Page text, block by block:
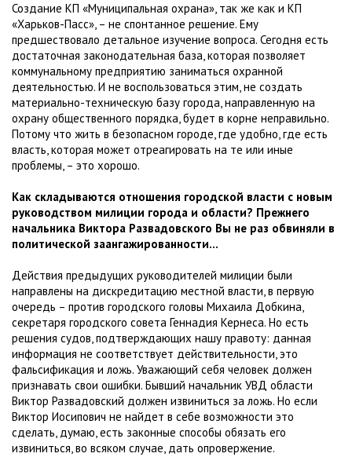
Создание КП «Муниципальная охрана», так же как и КП
«Харьков-Пасс», – не спонтанное решение. Ему
предшествовало детальное изучение вопроса. Сегодня есть
достаточная законодательная база, которая позволяет
коммунальному предприятию заниматься охранной
деятельностью. И не воспользоваться этим, не создать
материально-техническую базу города, направленную на
охрану общественного порядка, будет в корне неправильно.
Потому что жить в безопасном городе, где удобно, где есть
власть, которая может отреагировать на те или иные
проблемы, – это хорошо.
Как складываются отношения городской власти с новым
руководством милиции города и области? Прежнего
начальника Виктора Развадовского Вы не раз обвиняли в
политической заангажированности…
Действия предыдущих руководителей милиции были
направлены на дискредитацию местной власти, в первую
очередь – против городского головы Михаила Добкина,
секретаря городского совета Геннадия Кернеса. Но есть
решения судов, подтверждающих нашу правоту: данная
информация не соответствует действительности, это
фальсификация и ложь. Уважающий себя человек должен
признавать свои ошибки. Бывший начальник УВД области
Виктор Развадовский должен извиниться за ложь. Но если
Виктор Иосипович не найдет в себе возможности это
сделать, думаю, есть законные способы обязать его
извиниться, во всяком случае, дать опровержение.